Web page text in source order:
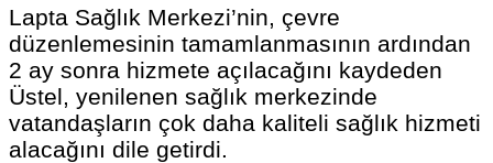
Lapta Sağlık Merkezi’nin, çevre
düzenlemesinin tamamlanmasının ardından
2 ay sonra hizmete açılacağını kaydeden
Üstel, yenilenen sağlık merkezinde
vatandaşların çok daha kaliteli sağlık hizmeti
alacağını dile getirdi.